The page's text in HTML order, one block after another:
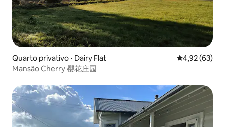
Quarto privativo ⋅ Dairy Flat 4,92 de uma
4,92 (63)
Mansão Cherry 樱花庄园